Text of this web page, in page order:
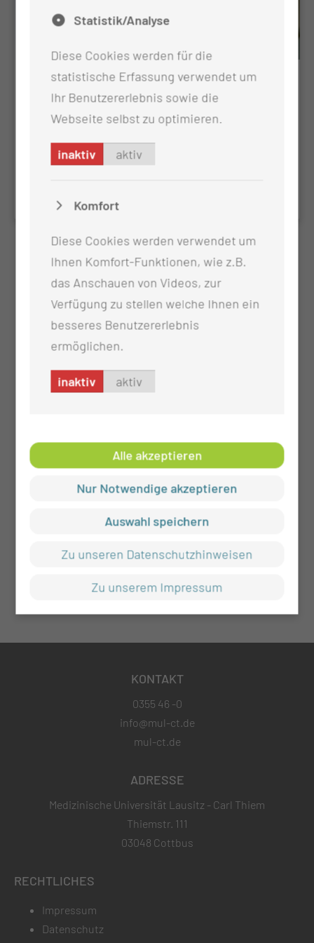
Orthovolttherapie /
Röntgentiefentherapie
Röntgenstrahlung mit sehr viel geringerer Energie
KONTAKT
0355 46 -0
info@mul-ct.de
mul-ct.de
ADRESSE
Medizinische Universität Lausitz - Carl Thiem
Thiemstr. 111
03048 Cottbus
RECHTLICHES
Impressum
Datenschutz
Statistik/Analyse
Diese Cookies werden für die
statistische Erfassung verwendet um
Ihr Benutzererlebnis sowie die
Webseite selbst zu optimieren.
inaktiv aktiv
Komfort
Diese Cookies werden verwendet um
Ihnen Komfort-Funktionen, wie z.B.
das Anschauen von Videos, zur
Verfügung zu stellen welche Ihnen ein
besseres Benutzererlebnis
ermöglichen.
inaktiv aktiv
Alle akzeptieren
Nur Notwendige akzeptieren
Auswahl speichern
Zu unseren Datenschutzhinweisen
Zu unserem Impressum